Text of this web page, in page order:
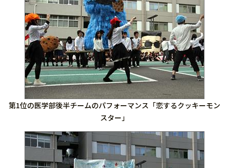
第1位の医学部後半チームのパフォーマンス「恋するクッキーモン
スター」